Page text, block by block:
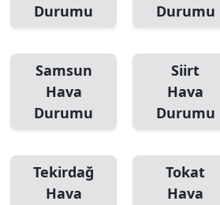
Durumu
Durumu
Samsun
Hava
Durumu
Siirt
Hava
Durumu
Tekirdağ
Hava
Tokat
Hava